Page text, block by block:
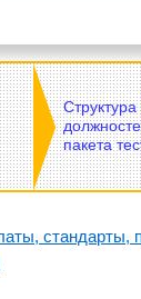
пакета
стандарты,